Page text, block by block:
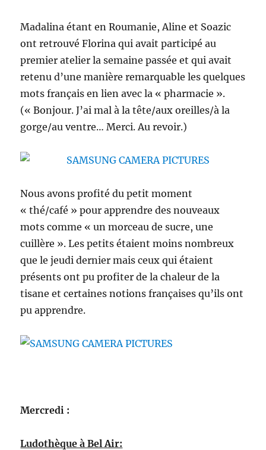
Madalina étant en Roumanie, Aline et Soazic
ont retrouvé Florina qui avait participé au
premier atelier la semaine passée et qui avait
retenu d’une manière remarquable les quelques
mots français en lien avec la « pharmacie ».
(« Bonjour. J’ai mal à la tête/aux oreilles/à la
gorge/au ventre… Merci. Au revoir.)
Nous avons profité du petit moment
« thé/café » pour apprendre des nouveaux
mots comme « un morceau de sucre, une
cuillère ». Les petits étaient moins nombreux
que le jeudi dernier mais ceux qui étaient
présents ont pu profiter de la chaleur de la
tisane et certaines notions françaises qu’ils ont
pu apprendre.
Mercredi :
Ludothèque à Bel Air: